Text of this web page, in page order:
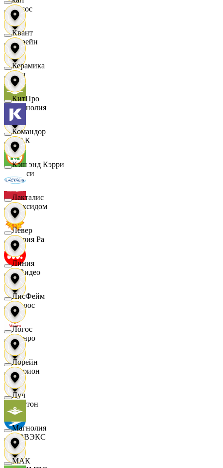
Логос
Лорейн
Луч
Магнолия
МАК
Макси
Максидом
Мария Ра
МВидео
Мирос
Монро
Морион
Мултон
НОВЭКС
Квант
Керамика
КитПро
Командор
Кэш энд Кэрри
Лакталис
Левер
Линия
ЛисФейм
Логос
Лорейн
Луч
Магнолия
МАК